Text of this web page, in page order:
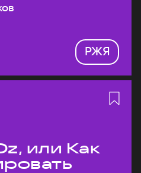
РЖЯ
или Как